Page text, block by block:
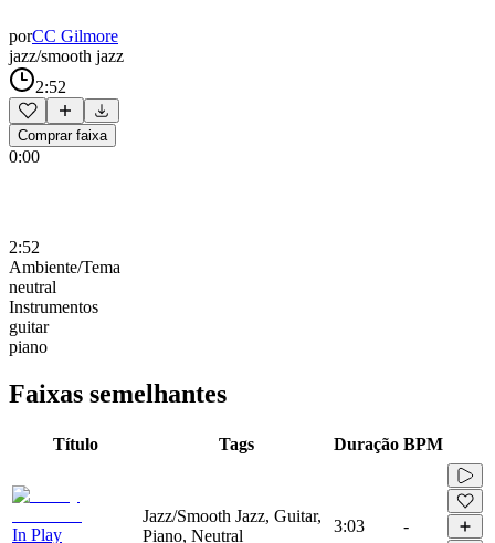
porCC Gilmore
jazz/smooth jazz
2:52
Comprar faixa
0:00
2:52
Ambiente/Tema
neutral
Instrumentos
guitar
piano
Faixas semelhantes
Título Tags Duração BPM
In Play
Jazz/Smooth Jazz, Guitar,
Piano, Neutral
3:03 -